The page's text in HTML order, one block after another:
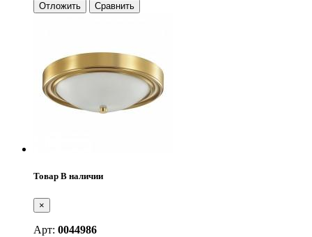
Отложить
Сравнить
Товар В наличии
×
Арт: 0044986